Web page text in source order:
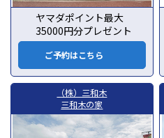
ヤマダポイント最大
35000円分プレゼント
ご予約はこちら
（株）三和木
三和木の家